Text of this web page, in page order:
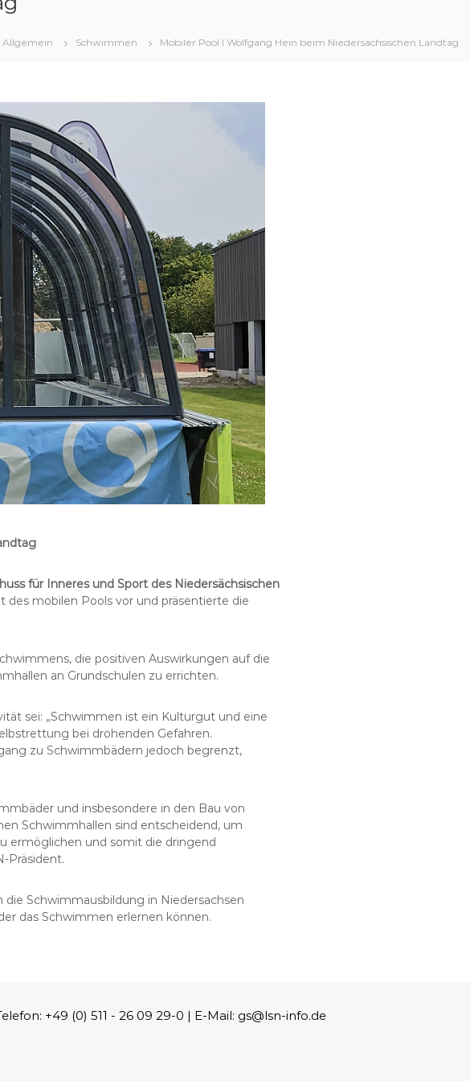
Allgemein Schwimmen Mobiler Pool I Wolfgang Hein beim Niedersächsischen Landtag
für Inneres und Sport des Niedersächsischen
des mobilen Pools vor und präsentierte die
die positiven Auswirkungen auf die
an Grundschulen zu errichten.
sei: „Schwimmen ist ein Kulturgut und eine
bei drohenden Gefahren.
zu Schwimmbädern jedoch begrenzt,
und insbesondere in den Bau von
Schwimmhallen sind entscheidend, um
ermöglichen und somit die dringend
Präsident.
Schwimmausbildung in Niedersachsen
das Schwimmen erlernen können.
+49 (0) 511 - 26 09 29-0 | E-Mail: gs@lsn-info.de